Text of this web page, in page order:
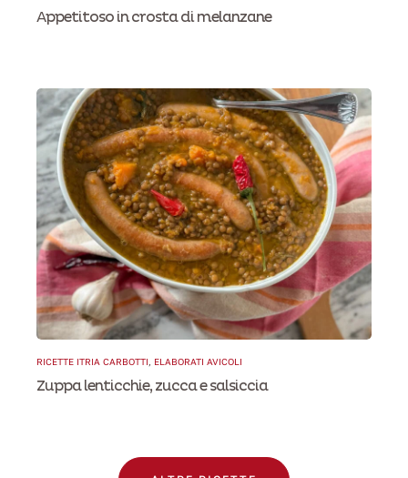
Appetitoso in crosta di melanzane
RICETTE ITRIA CARBOTTI ELABORATI AVICOLI
Zuppa lenticchie, zucca e salsiccia